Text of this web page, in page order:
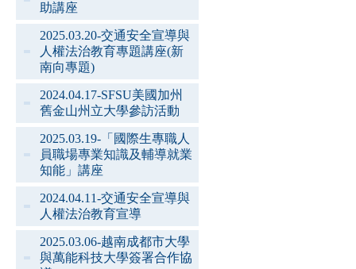
助講座
2025.03.20-交通安全宣導與
人權法治教育專題講座(新
南向專題)
2024.04.17-SFSU美國加州
舊金山州立大學參訪活動
2025.03.19-「國際生專職人
員職場專業知識及輔導就業
知能」講座
2024.04.11-交通安全宣導與
人權法治教育宣導
2025.03.06-越南成都市大學
與萬能科技大學簽署合作協